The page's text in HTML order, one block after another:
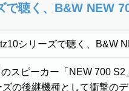
聴く、B&W NEW
シリーズで聴く、B&W
スピーカー「NEW 700
ズの後継機種として衝撃のデ